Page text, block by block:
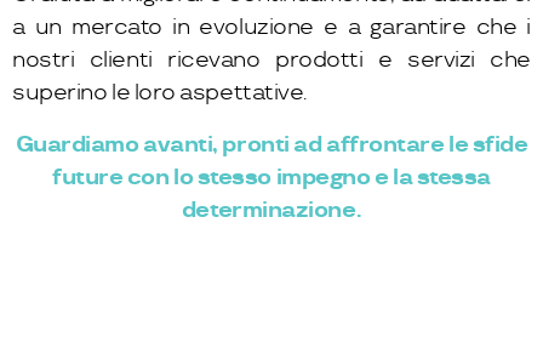
a un mercato in evoluzione e a garantire che i
nostri clienti ricevano prodotti e servizi che
superino le loro aspettative.
Guardiamo avanti, pronti ad affrontare le sfide
future con lo stesso impegno e la stessa
determinazione.